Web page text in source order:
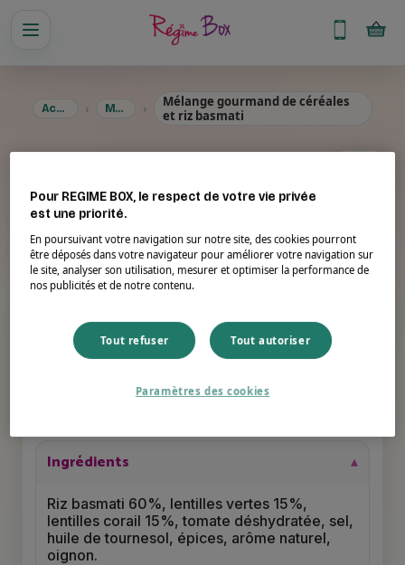
Accueil Menus
Mélange gourmand de céréales
et riz basmati
Mélange gourmand de
céréales et riz basmati
Suggestion de présentation. Photo non contractuelle.
50 g 176 kcal
Fibres
Ingrédients
Riz basmati 60%, lentilles vertes 15%,
lentilles corail 15%, tomate déshydratée, sel,
huile de tournesol, épices, arôme naturel,
oignon.
Pour REGIME BOX, le respect de votre vie privée
est une priorité.
En poursuivant votre navigation sur notre site, des cookies pourront
être déposés dans votre navigateur pour améliorer votre navigation sur
le site, analyser son utilisation, mesurer et optimiser la performance de
nos publicités et de notre contenu.
Tout refuser Tout autoriser
Paramètres des cookies